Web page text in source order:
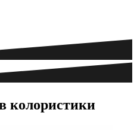
колористики